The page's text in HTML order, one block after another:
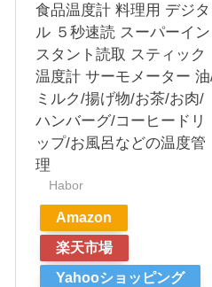
食品温度計 料理用 デジタ
ル ５秒速読 スーパーイン
スタント読取 スティック
温度計 サーモメーター
ミルク/揚げ物/お茶/お肉/
ハンバーグ/コーヒードリ
ップ/お風呂などの温度管
理
Habor
Amazon
楽天市場
Yahooショッピング